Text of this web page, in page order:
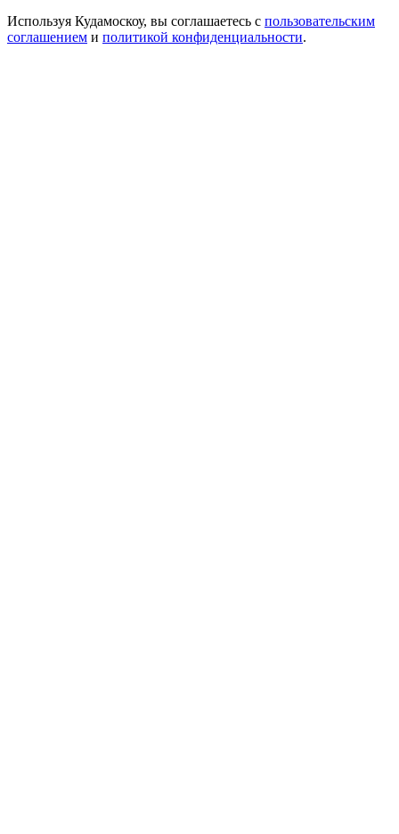
Используя Кудамоскоу, вы соглашаетесь с пользовательским
соглашением и политикой конфиденциальности.